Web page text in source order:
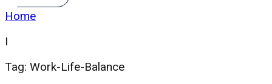
Home
I
Tag: Work-Life-Balance